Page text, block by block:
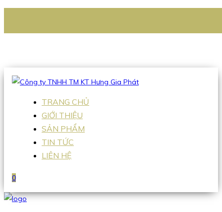
Hotline:0938 336 079
TRANG CHỦ
GIỚI THIỆU
SẢN PHẨM
TIN TỨC
LIÊN HỆ
0